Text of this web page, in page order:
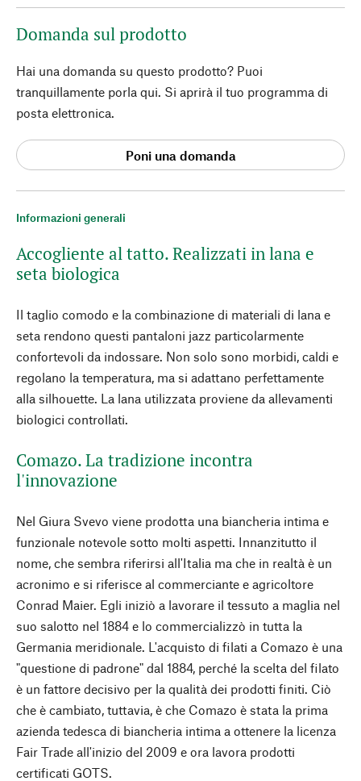
Informazioni generali
Accogliente al tatto. Realizzati in lana e
seta biologica
Il taglio comodo e la combinazione di materiali di lana e
seta rendono questi pantaloni jazz particolarmente
confortevoli da indossare. Non solo sono morbidi, caldi e
regolano la temperatura, ma si adattano perfettamente
alla silhouette. La lana utilizzata proviene da allevamenti
biologici controllati.
Comazo. La tradizione incontra
l'innovazione
Nel Giura Svevo viene prodotta una biancheria intima e
funzionale notevole sotto molti aspetti. Innanzitutto il
nome, che sembra riferirsi all'Italia ma che in realtà è un
acronimo e si riferisce al commerciante e agricoltore
Conrad Maier. Egli iniziò a lavorare il tessuto a maglia nel
suo salotto nel 1884 e lo commercializzò in tutta la
Germania meridionale. L'acquisto di filati a Comazo è una
"questione di padrone" dal 1884, perché la scelta del filato
è un fattore decisivo per la qualità dei prodotti finiti. Ciò
che è cambiato, tuttavia, è che Comazo è stata la prima
azienda tedesca di biancheria intima a ottenere la licenza
Fair Trade all'inizio del 2009 e ora lavora prodotti
certificati GOTS.
Domanda sul prodotto
Hai una domanda su questo prodotto? Puoi
tranquillamente porla qui. Si aprirà il tuo programma di
posta elettronica.
Poni una domanda